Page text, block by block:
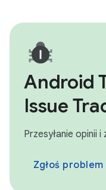
Android
Issue
Przesyłanie opinii i
Zgłoś problem